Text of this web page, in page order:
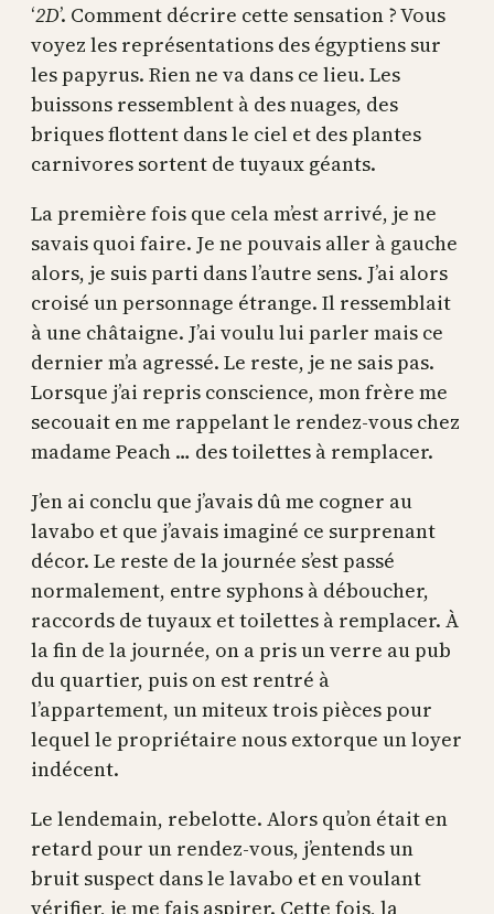
‘2D’. Comment décrire cette sensation ? Vous
voyez les représentations des égyptiens sur
les papyrus. Rien ne va dans ce lieu. Les
buissons ressemblent à des nuages, des
briques flottent dans le ciel et des plantes
carnivores sortent de tuyaux géants.
La première fois que cela m’est arrivé, je ne
savais quoi faire. Je ne pouvais aller à gauche
alors, je suis parti dans l’autre sens. J’ai alors
croisé un personnage étrange. Il ressemblait
à une châtaigne. J’ai voulu lui parler mais ce
dernier m’a agressé. Le reste, je ne sais pas.
Lorsque j’ai repris conscience, mon frère me
secouait en me rappelant le rendez-vous chez
madame Peach … des toilettes à remplacer.
J’en ai conclu que j’avais dû me cogner au
lavabo et que j’avais imaginé ce surprenant
décor. Le reste de la journée s’est passé
normalement, entre syphons à déboucher,
raccords de tuyaux et toilettes à remplacer. À
la fin de la journée, on a pris un verre au pub
du quartier, puis on est rentré à
l’appartement, un miteux trois pièces pour
lequel le propriétaire nous extorque un loyer
indécent.
Le lendemain, rebelotte. Alors qu’on était en
retard pour un rendez-vous, j’entends un
bruit suspect dans le lavabo et en voulant
vérifier, je me fais aspirer. Cette fois, la